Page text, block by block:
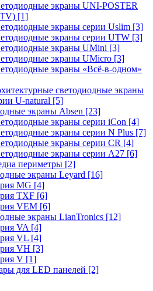
экраны UNI-POSTER
[1]
экраны серии Uslim [3]
экраны серии UTW [3]
экраны UMini [3]
экраны UMicro [3]
экраны «Всё-в-одном»
светодиодные экраны
U-natural [5]
экраны Absen [23]
экраны серии iCon [4]
экраны серии N Plus [7]
экраны серии CR [4]
экраны серии А27 [6]
периметры [2]
экраны Leyard [16]
MG [4]
TXF [6]
VEM [6]
экраны LianTronics [12]
VA [4]
VL [4]
VH [3]
V [1]
для LED панелей [2]